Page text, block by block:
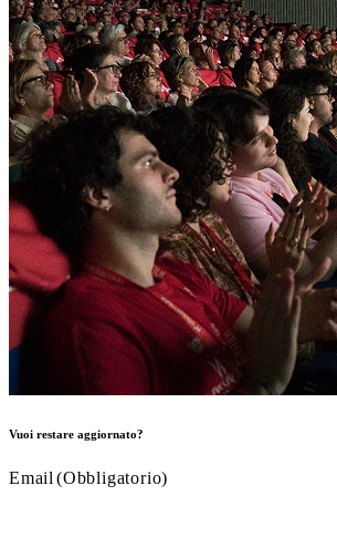
Vuoi restare aggiornato?
Email (Obbligatorio)